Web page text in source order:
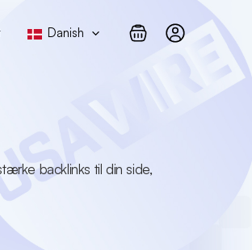
Danish
backlinks til din side,